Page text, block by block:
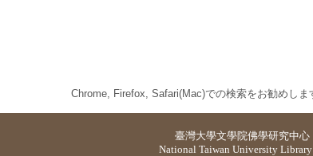
Chrome, Firefox, Safari(Mac)での検索をお勧めし
臺灣大學文學院佛學研究中心
National Taiwan University